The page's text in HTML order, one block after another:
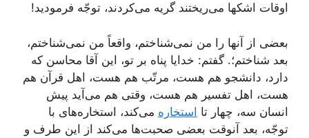
اوقات اشكها مى‌ریختند گریه مى‌كردند، توجّه فرمودید!
بعضى از آنها را من نمى‌شناختم، واقعاً من نمى‌شناختم،
بعد شناختم؛. گفتم: خدایا پناه بر تو، این آقا محاسن كه
دارد، دانشجو هم هست، مرتّب هم هست، اهل قرآن هم
هست، اهل تفسیر هم هست، وقتى هم مى‌آید پیش
انسان سه، چهار تا استخاره مى‌كند، استخاره‌هاى با
توجّه، بعد آنوقت بعضى صحبت‌ها مى‌كند از این طرف و